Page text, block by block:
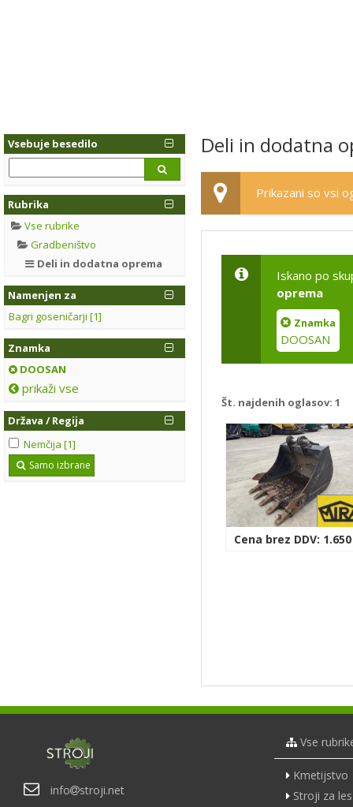
Vsebuje besedilo
Rubrika
Vse rubrike
Gradbeništvo
Deli in dodatna oprema
Namenjen za
Bagri goseničarji [1]
Znamka
DOOSAN
prikaži vse
Država / Regija
Nemčija [1]
Samo izbrane
Deli in dodatna
Prikazani so vsi
Iskano po
oprema
Znamka
DOOSAN
Št. najdenih oglasov: 1
Cena brez DDV: 1.650
info stroji.net
Vse
Kmetijstvo
Stroji za les